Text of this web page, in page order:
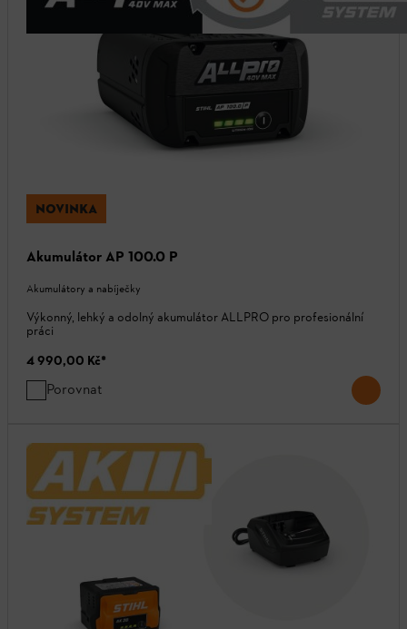
NOVINKA
Akumulátor AP 100.0 P
Akumulátory a nabíječky
Výkonný, lehký a odolný akumulátor ALLPRO pro profesionální
práci
4 990,00 Kč*
Porovnat